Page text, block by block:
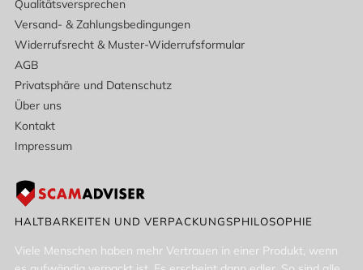
MEHR ÜBER...
FAQ: Unbedingt lesen!
Qualitätsversprechen
Versand- & Zahlungsbedingungen
Widerrufsrecht & Muster-Widerrufsformular
AGB
Über uns
Kontakt
Impressum